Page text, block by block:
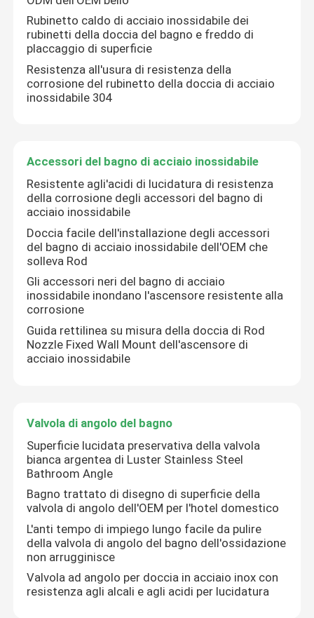
Rubinetti della doccia del bagno
Accessori del bagno di acciaio inossidabile
Rubinetto della lavatrice
Rubinetto caldo di acciaio inossidabile dei
rubinetti della doccia del bagno e freddo di
placcaggio di superficie
Resistenza all'usura di resistenza della
corrosione del rubinetto della doccia di acciaio
inossidabile 304
Accessori del bagno di acciaio inossidabile
Resistente agli'acidi di lucidatura di resistenza
della corrosione degli accessori del bagno di
acciaio inossidabile
Doccia facile dell'installazione degli accessori
del bagno di acciaio inossidabile dell'OEM che
solleva Rod
Gli accessori neri del bagno di acciaio
inossidabile inondano l'ascensore resistente alla
corrosione
Guida rettilinea su misura della doccia di Rod
Nozzle Fixed Wall Mount dell'ascensore di
acciaio inossidabile
Valvola di angolo del bagno
Superficie lucidata preservativa della valvola
bianca argentea di Luster Stainless Steel
Bathroom Angle
Bagno trattato di disegno di superficie della
valvola di angolo dell'OEM per l'hotel domestico
L'anti tempo di impiego lungo facile da pulire
della valvola di angolo del bagno dell'ossidazione
non arrugginisce
Valvola ad angolo per doccia in acciaio inox con
resistenza agli alcali e agli acidi per lucidatura